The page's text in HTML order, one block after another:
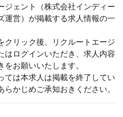
ジェント（株式会社インディー
運営）が掲載する求人情報の一
リック後、リクルートエージ
はログインいただき、求人内容
お願いいたします。
は本求人は掲載を終了してい
らかじめご承知おきください。